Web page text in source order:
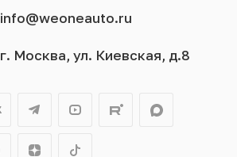
info@weoneauto.ru
г. Москва, ул. Киевская, д.8